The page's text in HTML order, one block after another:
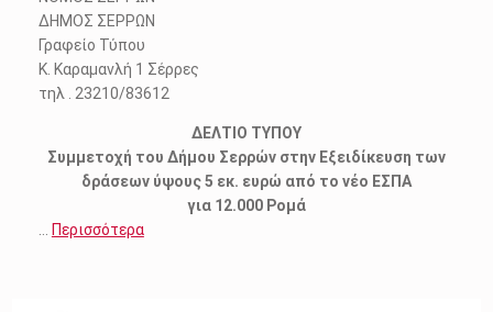
ΔΗΜΟΣ ΣΕΡΡΩΝ
Γραφείο Τύπου
Κ. Καραμανλή 1 Σέρρες
τηλ . 23210/83612
ΔΕΛΤΙΟ ΤΥΠΟΥ
Συμμετοχή του Δήμου Σερρών στην Εξειδίκευση των
δράσεων ύψους 5 εκ. ευρώ από το νέο ΕΣΠΑ
για 12.000 Ρομά
Περισσότερα